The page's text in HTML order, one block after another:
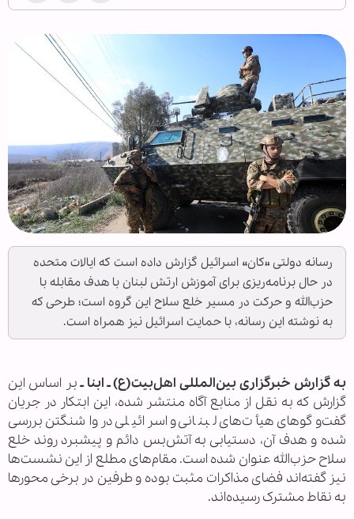
رسانه دولتی «کان» اسرائیل گزارش داده است که ایالات متحده
در حال برنامه‌ریزی برای آموزش ارتش لبنان با هدف مقابله با
حزب‌الله و حرکت در مسیر خلع سلاح این گروه است؛ طرحی که
به نوشته این رسانه، با حمایت اسرائیل نیز همراه است.
به گزارش خبرگزاری بین‌المللی اهل‌بیت(ع) ـ ابنا ـبر اساس این
گزارش که به نقل از منابع آگاه منتشر شده، این ابتکار در جریان
گفت‌وگوهای هیأت‌های لبنانی و اسرائیلی در واشنگتن بررسی
شده و هدف آن، دستیابی به آتش‌بس دائم و پیشبرد روند خلع
سلاح حزب‌الله عنوان شده است. مقام‌های مطلع از این نشست‌ها
نیز گفته‌اند فضای مذاکرات مثبت بوده و طرفین در برخی محورها
به نقاط مشترک رسیده‌اند.